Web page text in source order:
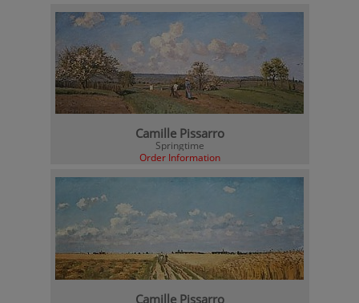
Camille Pissarro
Springtime
Order Information
Camille Pissarro